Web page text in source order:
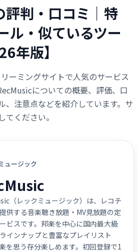
判・口コミ｜特
ル・似ているツー
年版】
ーミングサイトで人気のサービス
についての概要、評価、口
、注意点などを紹介しています。サ
てください。
ュージック
（レックミュージック）は、レコチ
供する音楽聴き放題・MV見放題の定
ビスです。邦楽を中心に国内最大級
インナップと豊富なプレイリスト
を思う存分楽しめます。初回登録で1